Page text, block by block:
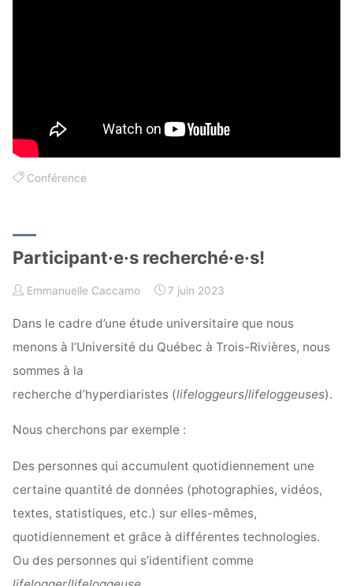
Conférence
Participant·e·s recherché·e·s!
Emmanuelle Caccamo 7 juin 2023
Dans le cadre d’une étude universitaire que nous
menons à l’Université du Québec à Trois-Rivières, nous
sommes à la
recherche d’hyperdiaristes (lifeloggeurs/lifeloggeuses).
Nous cherchons par exemple :
Des personnes qui accumulent quotidiennement une
certaine quantité de données (photographies, vidéos,
textes, statistiques, etc.) sur elles-mêmes,
quotidiennement et grâce à différentes technologies.
Ou des personnes qui s’identifient comme